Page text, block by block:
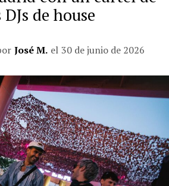
DJs de house
José M. el 30 de junio de 2026